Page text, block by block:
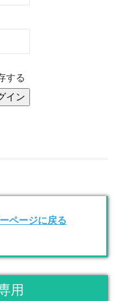
する
ページに戻る
用